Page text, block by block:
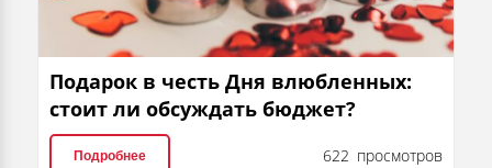
Подарок в честь Дня влюбленных:
стоит ли обсуждать бюджет?
Подробнее 622 просмотров